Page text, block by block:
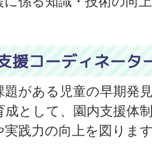
援コーディネータ
題がある児童の早期発
成として、園内支援体
実践力の向上を図りま